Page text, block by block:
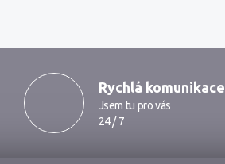
Rychlá komunikace
Jsem tu pro vás
24 / 7